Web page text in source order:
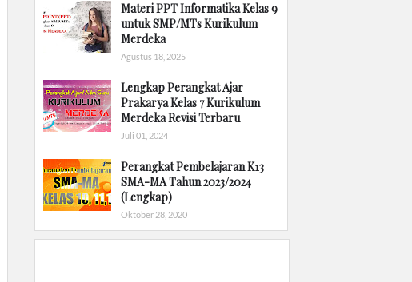
Materi PPT Informatika Kelas 9
untuk SMP/MTs Kurikulum
Merdeka
Agustus 18, 2025
Lengkap Perangkat Ajar
Prakarya Kelas 7 Kurikulum
Merdeka Revisi Terbaru
Juli 01, 2024
Perangkat Pembelajaran K13
SMA-MA Tahun 2023/2024
(Lengkap)
Oktober 28, 2020